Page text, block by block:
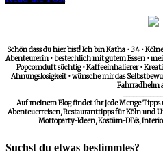
Schön dass du hier bist! Ich bin Katha • 34 •
Abenteurerin • bestechlich mit gutem Essen •
Popcornduft süchtig • Kaffeeinhalierer •
Ahnungslosigkeit • wünsche mir das
Fahrradhelm
Auf meinem Blog findet ihr jede Menge
Abenteuerreisen, Restauranttipps für Köln und
Mottoparty-Ideen, Kostüm-DIYs,
Suchst du etwas bestimmtes?